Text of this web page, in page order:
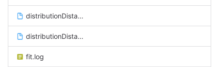
distributionDistances.dat
distributionDistances.gnu
fit.log